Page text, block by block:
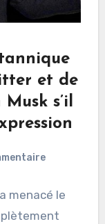
et de
s’il
menacé le